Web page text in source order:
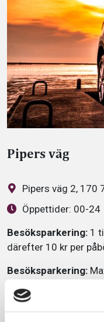
Pipers väg
Pipers väg 2, 170
Öppettider: 00-24
Besöksparkering: 1
därefter 10 kr per
Besöksparkering:
Service